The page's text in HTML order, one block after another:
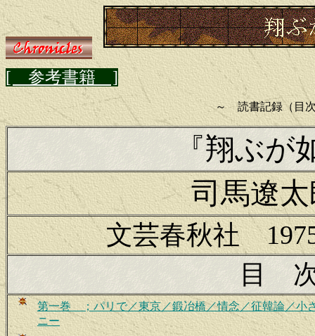
[ 参考書籍 ]
～ 読書記録（目
『翔ぶが
司馬遼
文芸春秋社
目
第一巻 ；パリで／東京／鍛冶橋／情念／征韓論／小
ニー